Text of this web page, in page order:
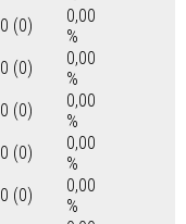
0 (0)
0,00
%
0 (0)
0,00
%
0 (0)
0,00
%
0 (0)
0,00
%
0 (0)
0,00
%